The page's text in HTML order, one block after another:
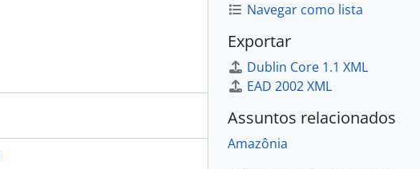
Navegar como lista
Exportar
Dublin Core 1.1 XML
EAD 2002 XML
Assuntos relacionados
Amazônia